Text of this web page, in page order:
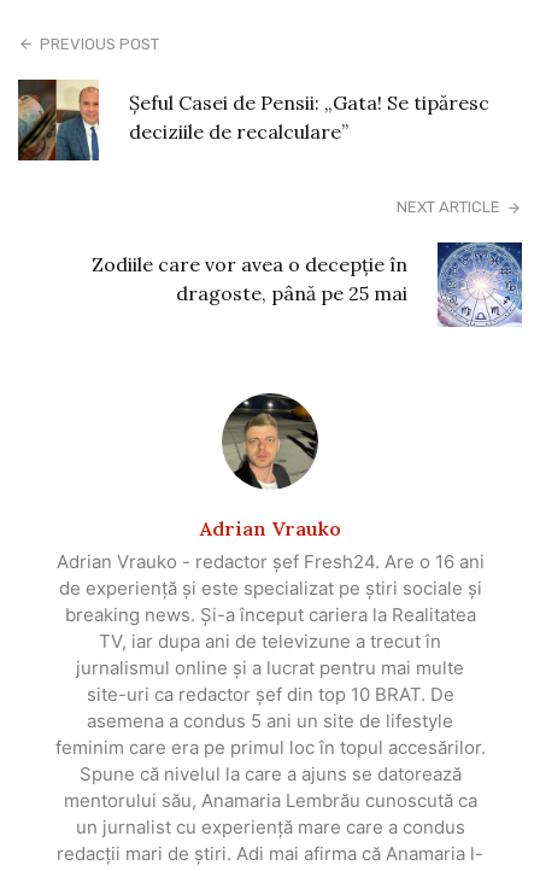
PREVIOUS POST
Șeful Casei de Pensii: „Gata! Se tipăresc
deciziile de recalculare”
NEXT ARTICLE
Zodiile care vor avea o decepție în
dragoste, până pe 25 mai
Adrian Vrauko
Adrian Vrauko - redactor șef Fresh24. Are o 16 ani
de experiență și este specializat pe știri sociale și
breaking news. Și-a început cariera la Realitatea
TV, iar dupa ani de televizune a trecut în
jurnalismul online și a lucrat pentru mai multe
site-uri ca redactor șef din top 10 BRAT. De
asemena a condus 5 ani un site de lifestyle
feminim care era pe primul loc în topul accesărilor.
Spune că nivelul la care a ajuns se datorează
mentorului său, Anamaria Lembrău cunoscută ca
un jurnalist cu experiență mare care a condus
redacții mari de știri. Adi mai afirma că Anamaria l-